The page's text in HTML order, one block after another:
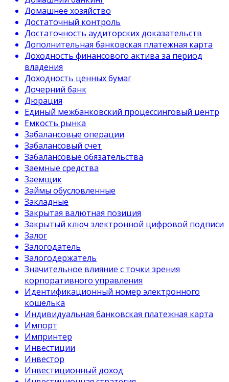
Домашнее хозяйство
Достаточный контроль
Достаточность аудиторских доказательств
Дополнительная банковская платежная карта
Доходность финансового актива за период
владения
Доходность ценных бумаг
Дочерний банк
Дюрация
Единый межбанковский процессинговый центр
Емкость рынка
Забалансовые операции
Забалансовый счет
Забалансовые обязательства
Заемные средства
Заемщик
Займы обусловленные
Закладные
Закрытая валютная позиция
Закрытый ключ электронной цифровой подписи
Залог
Залогодатель
Залогодержатель
Значительное влияние с точки зрения
корпоративного управления
Идентификационный номер электронного
кошелька
Индивидуальная банковская платежная карта
Импорт
Импринтер
Инвестиции
Инвестор
Инвестиционный доход